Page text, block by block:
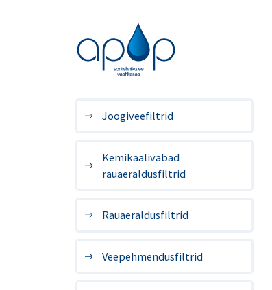
Joogiveefiltrid
Kemikaalivabad
rauaeraldusfiltrid
Rauaeraldusfiltrid
Veepehmendusfiltrid